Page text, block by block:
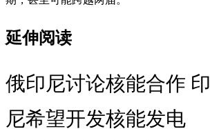
延伸阅读
俄印尼讨论核能合作 印
尼希望开发核能发电